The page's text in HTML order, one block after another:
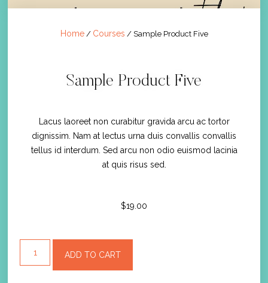
Home/ Courses / Sample Product Five
Sample Product Five
Lacus laoreet non curabitur gravida arcu ac tortor
dignissim. Nam at lectus urna duis convallis convallis
tellus id interdum. Sed arcu non odio euismod lacinia
at quis risus sed.
$19.00
ADD TO CART